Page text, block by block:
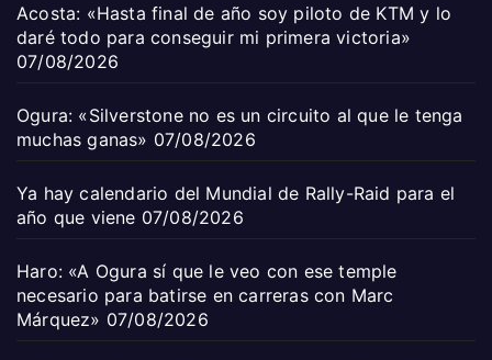
Acosta: «Hasta final de año soy piloto de KTM y lo
daré todo para conseguir mi primera victoria»
07/08/2026
Ogura: «Silverstone no es un circuito al que le tenga
muchas ganas» 07/08/2026
Ya hay calendario del Mundial de Rally-Raid para el
año que viene 07/08/2026
Haro: «A Ogura sí que le veo con ese temple
necesario para batirse en carreras con Marc
Márquez» 07/08/2026